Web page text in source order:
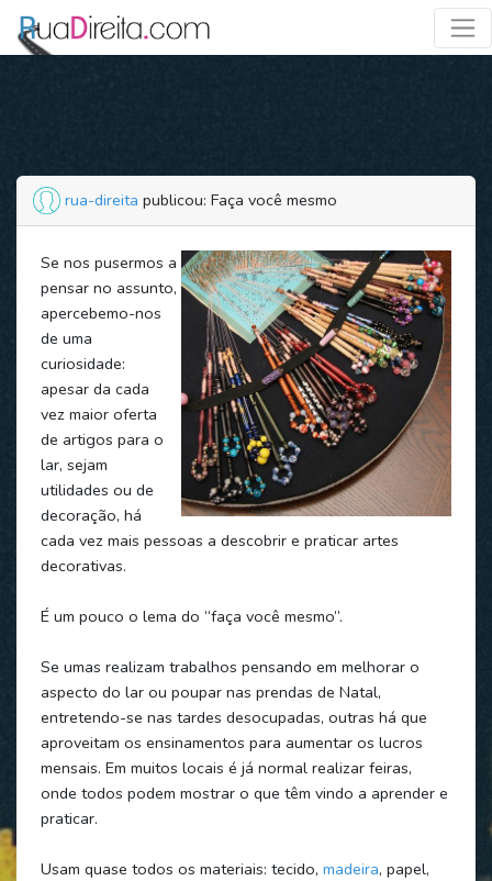
rua-direita publicou: Faça você mesmo
Se nos pusermos a
pensar no assunto,
apercebemo-nos
de uma
curiosidade:
apesar da cada
vez maior oferta
de artigos para o
lar, sejam
utilidades ou de
decoração, há
cada vez mais pessoas a descobrir e praticar artes
decorativas.
É um pouco o lema do “faça você mesmo”.
Se umas realizam trabalhos pensando em melhorar o
aspecto do lar ou poupar nas prendas de Natal,
entretendo-se nas tardes desocupadas, outras há que
aproveitam os ensinamentos para aumentar os lucros
mensais. Em muitos locais é já normal realizar feiras,
onde todos podem mostrar o que têm vindo a aprender e
praticar.
Usam quase todos os materiais: tecido, madeira, papel,